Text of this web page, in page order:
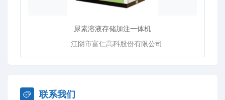
尿素溶液存储加注一体机
江阴市富仁高科股份有限公司
联系我们